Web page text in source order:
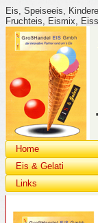
Eis, Speiseeis,
Fruchteis, Eismix,
Home
Eis & Gelati
Links